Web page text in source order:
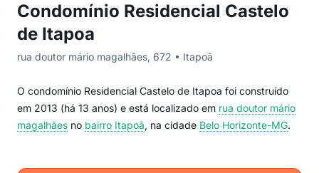
Condomínio Residencial Castelo
de Itapoa
rua doutor mário magalhães, 672 • Itapoã
O condomínio Residencial Castelo de Itapoa foi construído
em 2013 (há 13 anos) e está localizado em rua doutor mário
magalhães no bairro Itapoã, na cidade Belo Horizonte-MG.